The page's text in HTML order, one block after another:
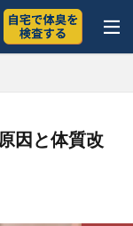
因と体質改